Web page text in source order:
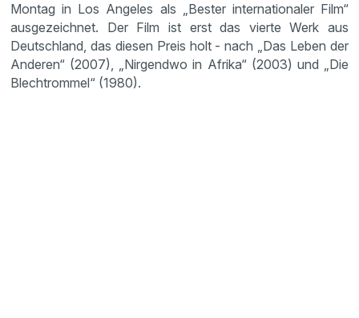
Montag in Los Angeles als „Bester internationaler Film“
ausgezeichnet. Der Film ist erst das vierte Werk aus
Deutschland, das diesen Preis holt - nach „Das Leben der
Anderen“ (2007), „Nirgendwo in Afrika“ (2003) und „Die
Blechtrommel“ (1980).